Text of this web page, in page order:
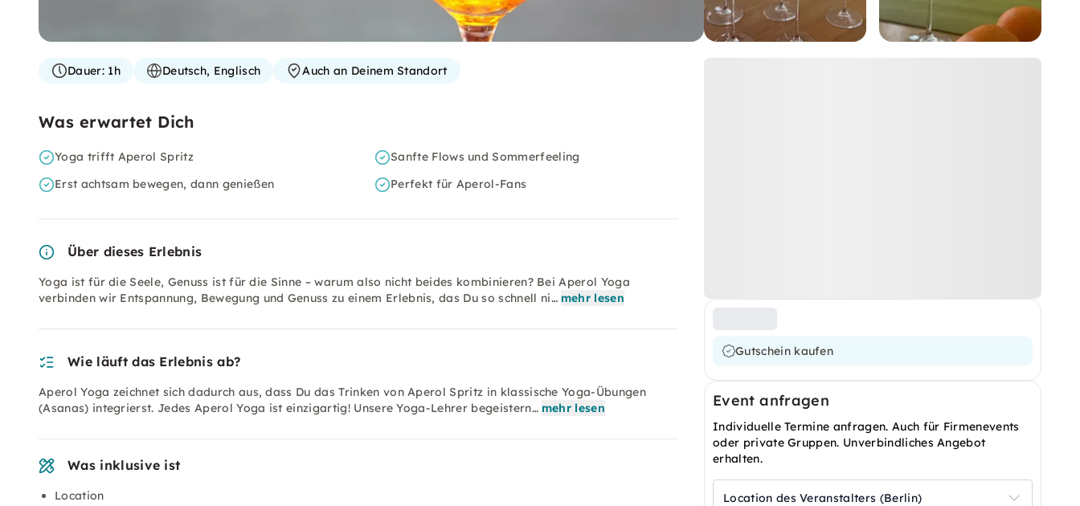
Gutschein kaufen
Event anfragen
Individuelle Termine anfragen. Auch für Firmenevents
oder private Gruppen. Unverbindliches Angebot
erhalten.
Location des Veranstalters (Berlin)
Dauer:1h Deutsch, Englisch Auch an Deinem Standort
Was erwartet Dich
Yoga trifft Aperol Spritz
Sanfte Flows und Sommerfeeling
Erst achtsam bewegen, dann genießen
Perfekt für Aperol-Fans
Über dieses Erlebnis
Yoga ist für die Seele, Genuss ist für die Sinne – warum also nicht beides kombinieren? Bei Aperol Yoga
verbinden wir Entspannung, Bewegung und Genuss zu einem Erlebnis, das Du so schnell ni… mehr lesen
Wie läuft das Erlebnis ab?
Aperol Yoga zeichnet sich dadurch aus, dass Du das Trinken von Aperol Spritz in klassische Yoga-Übungen
(Asanas) integrierst. Jedes Aperol Yoga ist einzigartig! Unsere Yoga-Lehrer begeistern… mehr lesen
Was inklusive ist
Location